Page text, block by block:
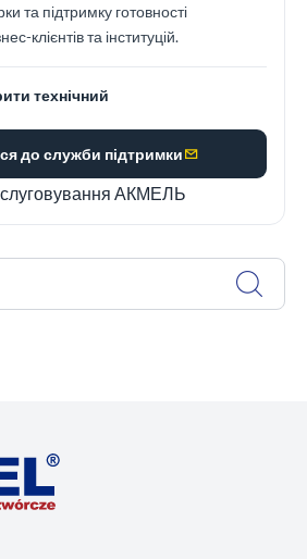
та підтримку готовності
клієнтів та інституцій.
технічний
до служби підтримки
АКМЕЛЬ